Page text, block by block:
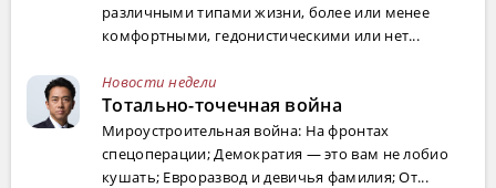
различными типами жизни, более или менее
комфортными, гедонистическими или нет...
Новости недели
Тотально-точечная война
Мироустроительная война: На фронтах
спецоперации; Демократия — это вам не лобио
кушать; Евроразвод и девичья фамилия; От...